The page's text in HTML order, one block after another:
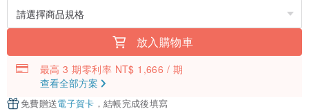
放入購物車
最高 3 期零利率 NT$ 1,666 / 期
查看全部方案
免費贈送電子賀卡 ，結帳完成後填寫